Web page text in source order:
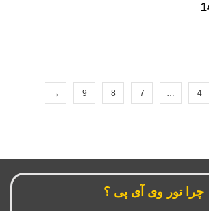
4
7
8
9
→
چرا تور وی آی پی ؟